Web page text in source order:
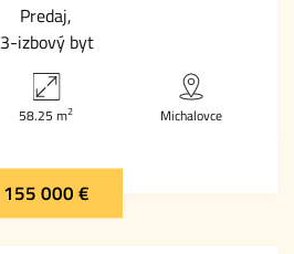
Predaj
3-izbový byt
58.25 m2 Michalovce
155 000 €